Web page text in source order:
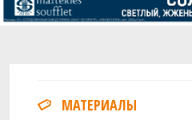
Нельсон Совиньон
Посмотреть
МАТЕРИАЛЫ